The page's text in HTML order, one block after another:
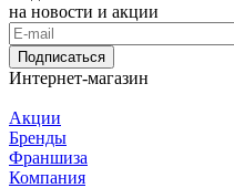
на новости и акции
Подписаться
Интернет-магазин
Акции
Бренды
Франшиза
Компания